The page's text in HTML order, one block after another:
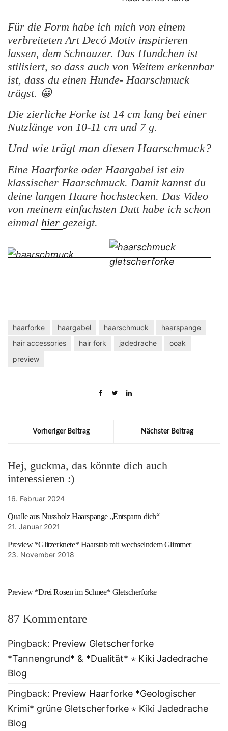
Für die Form habe ich mich von einem
verbreiteten Art Decó Motiv inspirieren
lassen, dem Schnauzer. Das Hundchen ist
stilisiert, so dass auch von Weitem erkennbar
ist, dass du einen Hunde- Haarschmuck
trägst. 😀
Die zierliche Forke ist 14 cm lang bei einer
Nutzlänge von 10-11 cm und 7 g.
Und wie trägt man diesen Haarschmuck?
Eine Haarforke oder Haargabel ist ein
klassischer Haarschmuck. Damit kannst du
deine langen Haare hochstecken. Das Video
von meinem einfachsten Dutt habe ich schon
einmal hier gezeigt.
haarforke haargabel haarschmuck
haarspange
hair accessories
hair fork jadedrache
ooak
preview
Vorheriger Beitrag Nächster Beitrag
Hej, guckma, das könnte dich auch
interessieren :)
16. Februar 2024
Qualle aus Nussholz Haarspange „Entspann dich“
21. Januar 2021
Preview *Glitzerknete* Haarstab mit wechselndem Glimmer
23. November 2018
Preview *Drei Rosen im Schnee* Gletscherforke
87 Kommentare
Pingback: Preview Gletscherforke
*Tannengrund* & *Dualität* ⋆ Kiki Jadedrache
Blog
Pingback: Preview Haarforke *Geologischer
Krimi* grüne Gletscherforke ⋆ Kiki Jadedrache
Blog